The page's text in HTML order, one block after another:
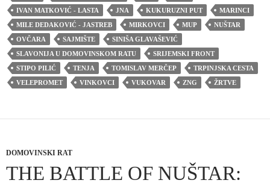
IVAN MATKOVIĆ - LASTA
JNA KUKURUZNI PUT
MARINCI
MILE DEDAKOVIĆ - JASTREB
MIRKOVCI MUP
NUŠTAR
OVČARA
SAJMIŠTE
SINIŠA GLAVAŠEVIĆ
SLAVONIJA U DOMOVINSKOM RATU
SRIJEMSKI FRONT
STIPO PILIĆ
TENJA TOMISLAV MERČEP
TRPINJSKA CESTA
VELEPROMET
VINKOVCI VUKOVAR ZNG ŽRTVE
DOMOVINSKI RAT
THE BATTLE OF NUŠTAR: